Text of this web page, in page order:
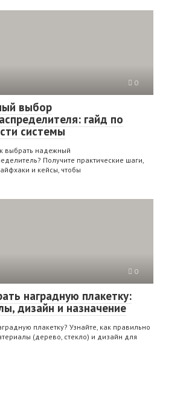
0
выбор
гайд по
системы
выбрать надежный
Получите практические шаги,
и кейсы, чтобы
0
наградную плакетку:
дизайн и назначение
плакетку? Узнайте, как правильно
(дерево, стекло) и дизайн для